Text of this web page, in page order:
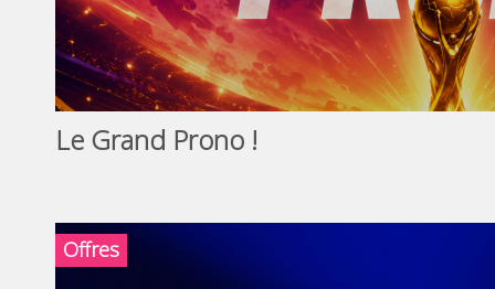
Le Grand Prono !
Offres